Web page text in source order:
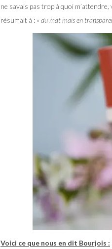
ne savais pas trop à quoi
résumait à : « du mat mais en
Voici ce que nous en dit Bourjois :